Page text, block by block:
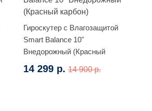
Гироскутер с Влагозащитой
Smart Balance 10"
Внедорожный (Красный
карбон)
14 299 р. 14 900 р.